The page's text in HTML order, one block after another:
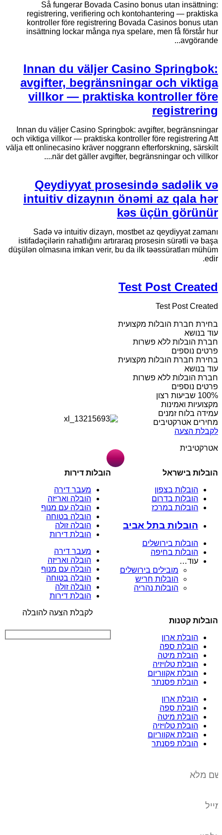
Så fungerar Bovada Casino bonus utan insättning:
registrering, verifiering och kontohantering — praktiska
kontroller före registrering Bovada Casinos bonus utan
insättning lockar många nya spelare, men få förstår hur
avgörande...
Innan du väljer Casino Springbok:
avgifter, begränsningar och viktiga
villkor — praktiska kontroller före
registrering
Innan du väljer Casino Springbok: avgifter, begränsningar
och viktiga villkor — praktiska kontroller före registrering Att
välja ett onlinecasino kräver noggrann efterforskning, särskilt
när det gäller avgifter, begränsningar och villkor....
Qeydiyyat prosesində sadəlik və
intuitiv dizaynın önəmi az qala hər
kəs üçün görünür
Sadə və intuitiv dizayn, mostbet az qeydiyyat zamanı
istifadəçilərin rahatlığını artıraraq prosesin sürətli və başa
düşülən olmasına imkan verir, bu da ilk təəssüratları mühüm
edir.
Test Post Created
Test Post Created
בחירת חברת הובלות מקצועית
עוד בנושא
חברת הובלות ללא פשרות
פרטים נוספים
בחירת חברת הובלות מקצועית
עוד בנושא
חברת הובלות ללא פשרות
פרטים נוספים
מקצועיות ואמינות
עמידה בלוח זמנים
מחירים אטרקטיבים
לקבלת הצעה
אטרקטיבית
הובלות בישראל
הובלות בצפון
הובלות בדרום
הובלות במרכז
הובלות בתל אביב
הובלות בירושלים
הובלות בחיפה
עוד…
מובילים בירושלים
הובלות חריש
הובלות נהריה
הובלות דירות
מעבר דירה
הובלה ואריזה
הובלה עם מנוף
הובלה בטוחה
הובלה זולה
הובלת דירות
מעבר דירה
הובלה ואריזה
הובלה עם מנוף
הובלה בטוחה
הובלה זולה
הובלת דירות
הובלות קטנות
הובלת ארון
הובלת ספה
הובלת מיטה
הובלת טלויזיה
הובלת אקווריום
הובלת פסנתר
הובלת ארון
הובלת ספה
הובלת מיטה
הובלת טלויזיה
הובלת אקווריום
הובלת פסנתר
לקבלת הצעה להובלה